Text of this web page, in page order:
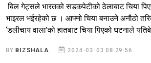
बिल गेट्सले भारतको सडकपेटीको ठेलाबाट चिया
भाइरल भईरहेको छ । आफ्नो चिया बनाउने अनौठो
‘डलीचाय वाला’को हातबाट चिया पिएको घटनाले
BY BIZSHALA 2024-03-03 08:29:56